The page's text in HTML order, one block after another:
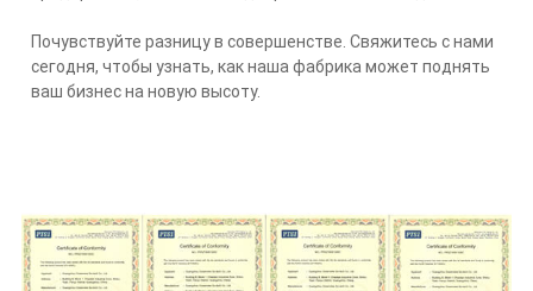
Почувствуйте разницу в совершенстве. Свяжитесь с нами
сегодня, чтобы узнать, как наша фабрика может поднять
ваш бизнес на новую высоту.